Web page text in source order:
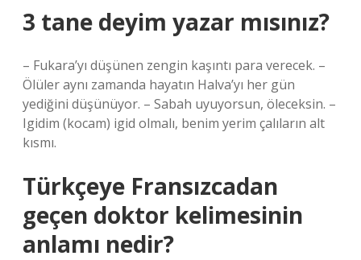
3 tane deyim yazar mısınız?
– Fukara’yı düşünen zengin kaşıntı para verecek. –
Ölüler aynı zamanda hayatın Halva’yı her gün
yediğini düşünüyor. – Sabah uyuyorsun, öleceksin. –
Igidim (kocam) igid olmalı, benim yerim çalıların alt
kısmı.
Türkçeye Fransızcadan
geçen doktor kelimesinin
anlamı nedir?